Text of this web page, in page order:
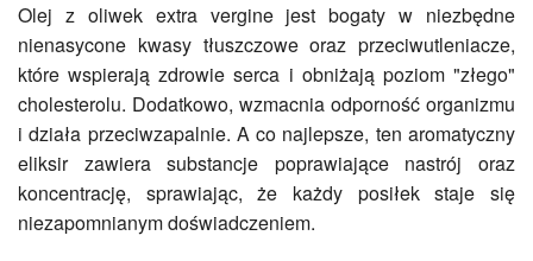
Olej z oliwek extra vergine jest bogaty w niezbędne
nienasycone kwasy tłuszczowe oraz przeciwutleniacze,
które wspierają zdrowie serca i obniżają poziom "złego"
cholesterolu. Dodatkowo, wzmacnia odporność organizmu
i działa przeciwzapalnie. A co najlepsze, ten aromatyczny
eliksir zawiera substancje poprawiające nastrój oraz
koncentrację, sprawiając, że każdy posiłek staje się
niezapomnianym doświadczeniem.